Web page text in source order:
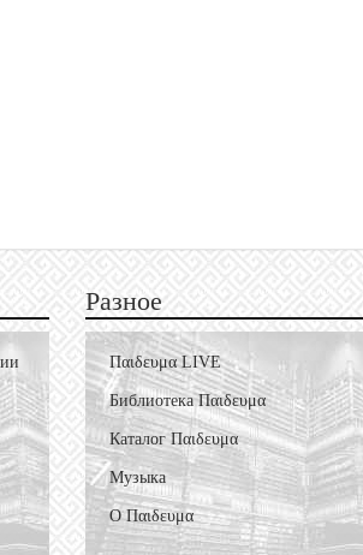
Разное
Пαιδευμα LIVE
Библиотека Пαιδευμα
Каталог Пαιδευμα
Музыка
О Пαιδευμα